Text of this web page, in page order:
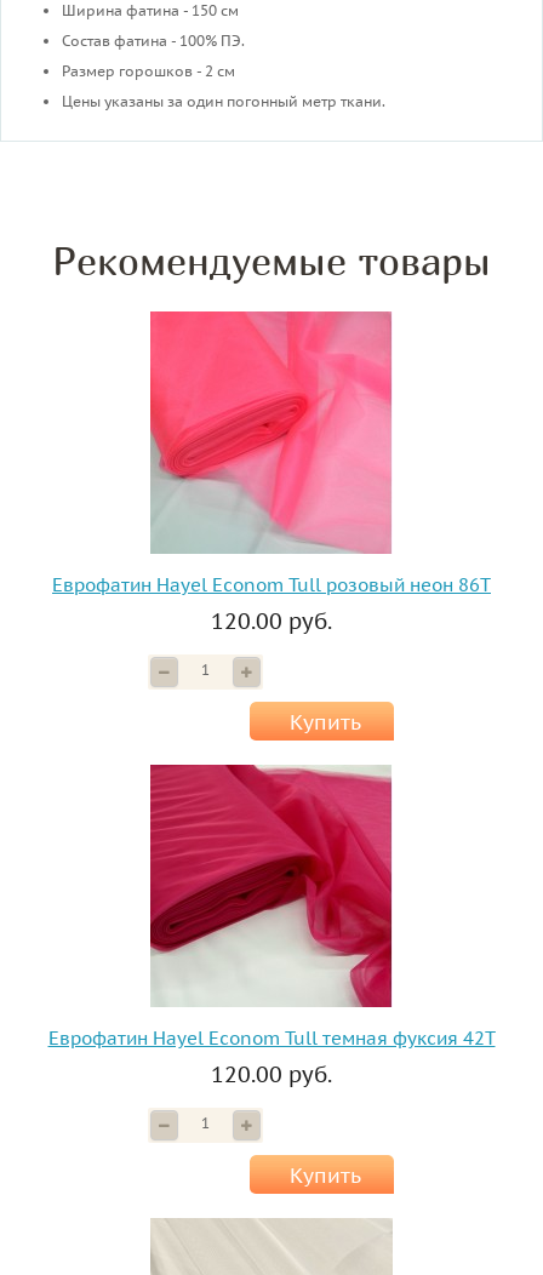
Ширина фатина - 150 см
Состав фатина - 100% ПЭ.
Размер горошков - 2 см
Цены указаны за один погонный метр ткани.
Рекомендуемые товары
Еврофатин Hayel Econom Tull розовый неон 86T
120.00 руб.
Купить
Еврофатин Hayel Econom Tull темная фуксия 42T
120.00 руб.
Купить